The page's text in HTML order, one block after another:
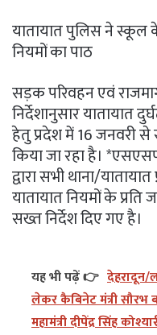
यातायात पुलिस ने स्कूल के
नियमों का पाठ
सड़क परिवहन एवं
निर्देशानुसार यातायात
हेतु प्रदेश में 16 जनवरी
किया जा रहा है।
द्वारा सभी थाना/
यातायात नियमों के
सख्त निर्देश दिए गए है।
यह भी पढ़ें 👉
लेकर कैबिनेट मंत्री सौरभ
महामंत्री दीपेंद्र सिंह